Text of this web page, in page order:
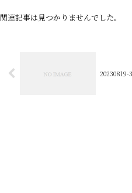
関連記事は見つかりませんでした。
20230819-3